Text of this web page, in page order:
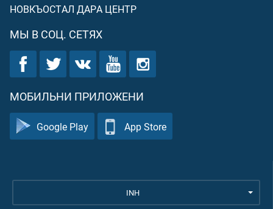
НОВКЪОСТАЛ ДАРА ЦЕНТР
МЫ В СОЦ. СЕТЯХ
МОБИЛЬНИ ПРИЛОЖЕНИ
Google Play App Store
INH